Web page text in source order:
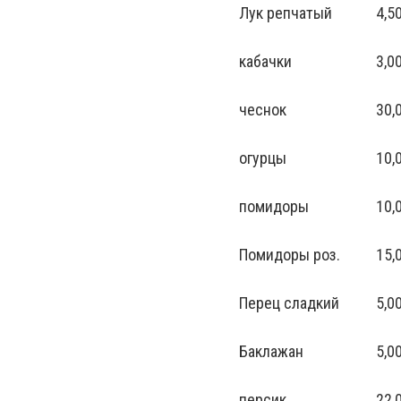
Лук репчатый 4,50
кабачки 3,00
чеснок
огурцы
помидоры
Помидоры роз.
Перец сладкий 5,00
Баклажан 5,00